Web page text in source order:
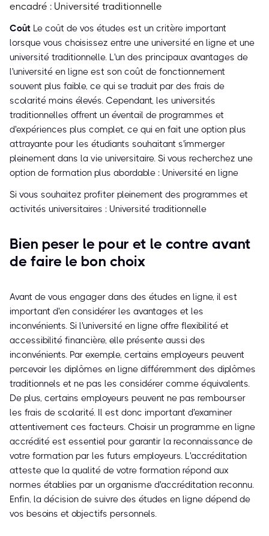
encadré : Université traditionnelle
Coût Le coût de vos études est un critère important
lorsque vous choisissez entre une université en ligne et une
université traditionnelle. L'un des principaux avantages de
l'université en ligne est son coût de fonctionnement
souvent plus faible, ce qui se traduit par des frais de
scolarité moins élevés. Cependant, les universités
traditionnelles offrent un éventail de programmes et
d'expériences plus complet, ce qui en fait une option plus
attrayante pour les étudiants souhaitant s'immerger
pleinement dans la vie universitaire. Si vous recherchez une
option de formation plus abordable : Université en ligne
Si vous souhaitez profiter pleinement des programmes et
activités universitaires : Université traditionnelle
Bien peser le pour et le contre avant
de faire le bon choix
Avant de vous engager dans des études en ligne, il est
important d'en considérer les avantages et les
inconvénients. Si l'université en ligne offre flexibilité et
accessibilité financière, elle présente aussi des
inconvénients. Par exemple, certains employeurs peuvent
percevoir les diplômes en ligne différemment des diplômes
traditionnels et ne pas les considérer comme équivalents.
De plus, certains employeurs peuvent ne pas rembourser
les frais de scolarité. Il est donc important d'examiner
attentivement ces facteurs. Choisir un programme en ligne
accrédité est essentiel pour garantir la reconnaissance de
votre formation par les futurs employeurs. L'accréditation
atteste que la qualité de votre formation répond aux
normes établies par un organisme d'accréditation reconnu.
Enfin, la décision de suivre des études en ligne dépend de
vos besoins et objectifs personnels.